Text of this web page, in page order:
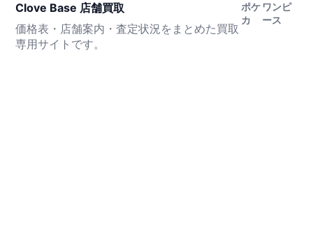
Clove Base 店舗買取
価格表・店舗案内・査定状況をまとめた買取
専用サイトです。
ポケ
カ
ワンピ
ース